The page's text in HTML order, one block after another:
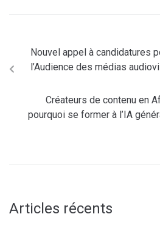
Nouvel appel à candidatures
l’Audience des médias
Créateurs de contenu en
pourquoi se former à l’IA
Articles récents